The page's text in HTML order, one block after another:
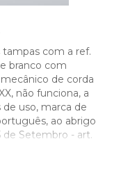
com a ref.
branco com
de corda
não funciona, a
uso, marca de
ao abrigo
de Setembro - art.